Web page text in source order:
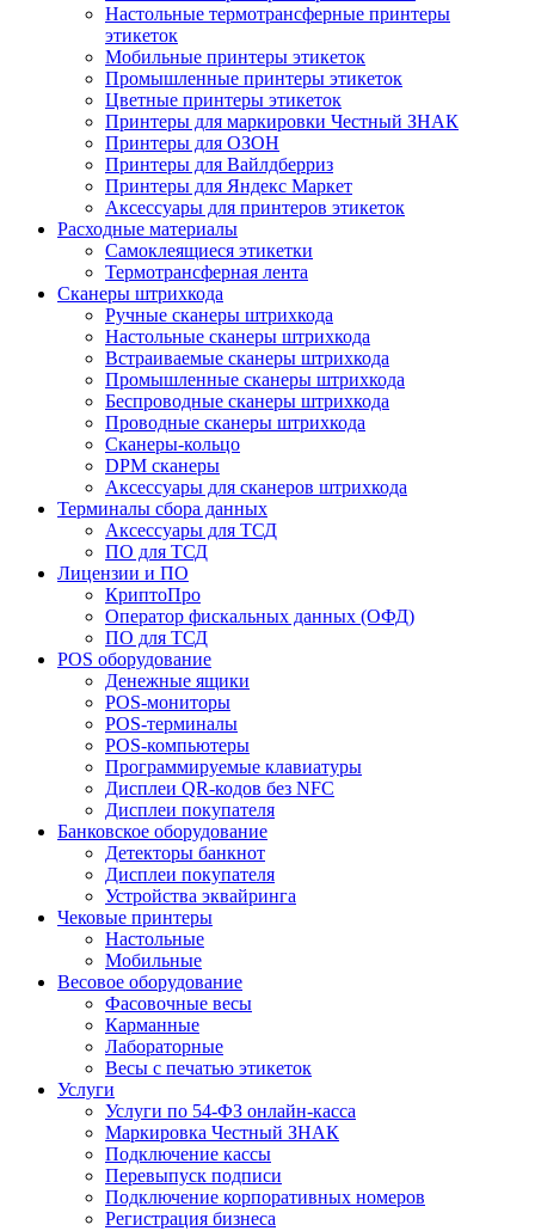
Настольные термотрансферные принтеры
этикеток
Мобильные принтеры этикеток
Промышленные принтеры этикеток
Цветные принтеры этикеток
Принтеры для маркировки Честный ЗНАК
Принтеры для ОЗОН
Принтеры для Вайлдберриз
Принтеры для Яндекс Маркет
Аксессуары для принтеров этикеток
Расходные материалы
Самоклеящиеся этикетки
Термотрансферная лента
Сканеры штрихкода
Ручные сканеры штрихкода
Настольные сканеры штрихкода
Встраиваемые сканеры штрихкода
Промышленные сканеры штрихкода
Беспроводные сканеры штрихкода
Проводные сканеры штрихкода
Сканеры-кольцо
DPM сканеры
Аксессуары для сканеров штрихкода
Терминалы сбора данных
Аксессуары для ТСД
ПО для ТСД
Лицензии и ПО
КриптоПро
Оператор фискальных данных (ОФД)
ПО для ТСД
POS оборудование
Денежные ящики
POS-мониторы
POS-терминалы
POS-компьютеры
Программируемые клавиатуры
Дисплеи QR-кодов без NFC
Дисплеи покупателя
Банковское оборудование
Детекторы банкнот
Дисплеи покупателя
Устройства эквайринга
Чековые принтеры
Настольные
Мобильные
Весовое оборудование
Фасовочные весы
Карманные
Лабораторные
Весы с печатью этикеток
Услуги
Услуги по 54-ФЗ онлайн-касса
Маркировка Честный ЗНАК
Подключение кассы
Перевыпуск подписи
Подключение корпоративных номеров
Регистрация бизнеса